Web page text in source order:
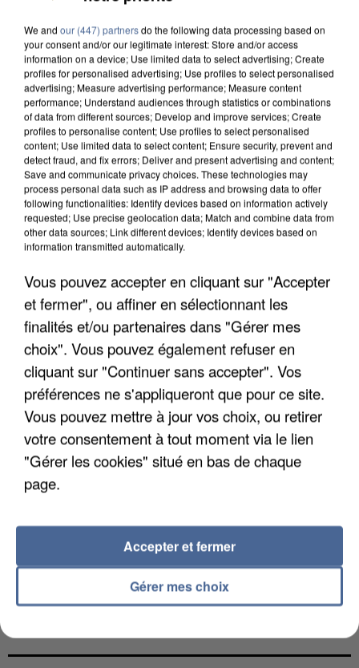
UN SECOND CADRE DE LA DZ MAFIA
INTERPELLÉ EN ALGÉRIE
UNE TOURISTE DE L’OISE EMPORTÉE PAR UNE
COULÉE DE BOUE EN HAUTE-SAVOIE
We and our (447) partnersdo the following data processing based on
your consent and/or our legitimate interest: Store and/or access
information on a device; Use limited data to select advertising; Create
profiles for personalised advertising; Use profiles to select personalised
advertising; Measure advertising performance; Measure content
performance; Understand audiences through statistics or combinations
of data from different sources; Develop and improve services; Create
profiles to personalise content; Use profiles to select personalised
content; Use limited data to select content; Ensure security, prevent and
detect fraud, and fix errors; Deliver and present advertising and content;
Save and communicate privacy choices. These technologies may
process personal data such as IP address and browsing data to offer
following functionalities: Identify devices based on information actively
requested; Use precise geolocation data; Match and combine data from
other data sources; Link different devices; Identify devices based on
information transmitted automatically.
Vous pouvez accepter en cliquant sur "Accepter
et fermer", ou affiner en sélectionnant les
finalités et/ou partenaires dans "Gérer mes
choix". Vous pouvez également refuser en
cliquant sur "Continuer sans accepter". Vos
préférences ne s'appliqueront que pour ce site.
Vous pouvez mettre à jour vos choix, ou retirer
votre consentement à tout moment via le lien
"Gérer les cookies" situé en bas de chaque
page.
Gérer mes choix
Accepter et fermer